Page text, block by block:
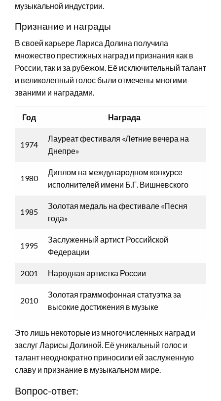
музыкальной индустрии.
Признание и награды
В своей карьере Лариса Долина получила
множество престижных наград и признания как в
России, так и за рубежом. Её исключительный талант
и великолепный голос были отмечены многими
званими и наградами.
Год Награда
1974
Лауреат фестиваля «Летние вечера на
Днепре»
1980
Диплом на международном конкурсе
исполнителей имени Б.Г. Вишневского
1985
Золотая медаль на фестивале «Песня
года»
1995
Заслуженный артист Российской
Федерации
2001 Народная артистка России
2010
Золотая граммофонная статуэтка за
высокие достижения в музыке
Это лишь некоторые из многочисленных наград и
заслуг Ларисы Долиной. Её уникальный голос и
талант неоднократно приносили ей заслуженную
славу и признание в музыкальном мире.
Вопрос-ответ: